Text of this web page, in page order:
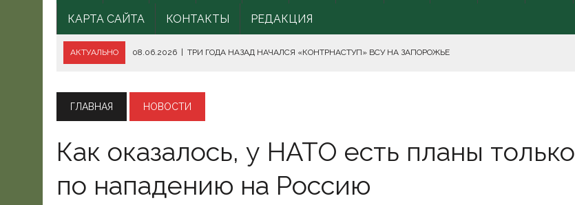
КАРТА САЙТА КОНТАКТЫ РЕДАКЦИЯ
АКТУАЛЬНО 08.06.2026 ТРИ ГОДА НАЗАД НАЧАЛСЯ «КОНТРНАСТУП» ВСУ НА ЗАПОРОЖЬЕ
07.06.2026 | БОРЬБА С НАШИМИ МОГАМИ. ЧТО ДЕЛАТЬ?
07.06.2026 ВЫЯСНИЛОСЬ, ОТКУДА ВСУ ЗАПУСКАЛИ БЕСПИЛОТНИКИ В ЛЕНОБЛАСТЬ НАКАНУНЕ ОТКРЫТИЯ ПМЭФ.
В КЕНИИ ВСПЫХНУЛИ ПРОТЕСТЫ ПРОТИВ СЕКРЕТНОГО КАРАНТИННОГО ЦЕНТРА США.
19.06.2026 | WSJ: ПЕНТАГОНУ НУЖНО $80 МЛРД ДЛЯ ПОКРЫТИЯ РАСХОДОВ НА КОНФЛИКТ С ИРАНОМ
ГЛАВНАЯ НОВОСТИ
Как оказалось, у НАТО есть планы только
по нападению на Россию